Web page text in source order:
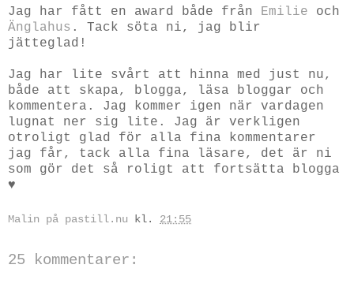
Jag har fått en award både från Emilie och
Änglahus . Tack söta ni, jag blir
jätteglad!
Jag har lite svårt att hinna med just nu,
både att skapa, blogga, läsa bloggar och
kommentera. Jag kommer igen när vardagen
lugnat ner sig lite. Jag är verkligen
otroligt glad för alla fina kommentarer
jag får, tack alla fina läsare, det är ni
som gör det så roligt att fortsätta blogga
♥
Malin på pastill.nu kl. 21:55
25 kommentarer: